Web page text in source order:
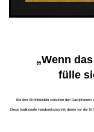
„Wenn
fülle
Bei den Strohbündeln zwischen den
Diese traditionelle Handwerkstechnik diente vor der